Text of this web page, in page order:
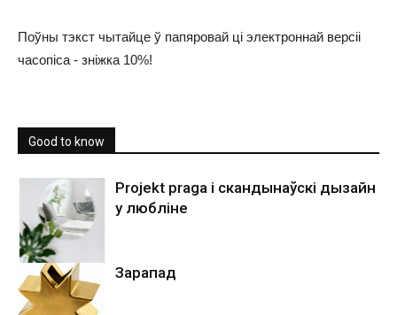
Поўны тэкст чытайце ў папяровай ці электроннай версіі
часопіса - зніжка 10%!
Good to know
Projekt praga і скандынаўскі дызайн
у любліне
Зарапад